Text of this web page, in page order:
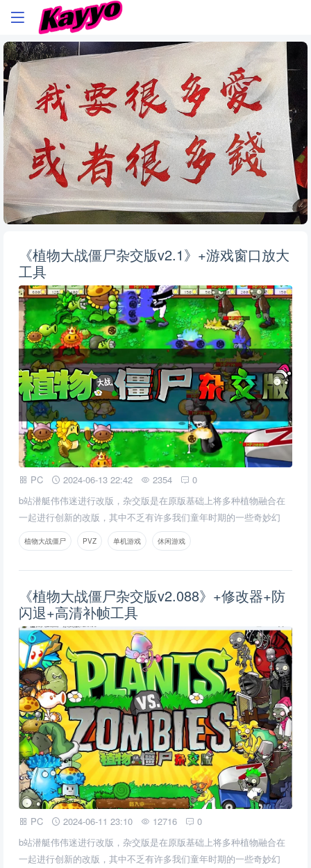
《植物大战僵尸杂交版v2.1》+游戏窗口放大
工具
PC 2024-06-13 22:42 2354
0
b站潜艇伟伟迷进行改版，杂交版是在原版基础上将多种植物融合在
一起进行创新的改版，其中不乏有许多我们童年时期的一些奇妙幻
想。
植物大战僵尸 PVZ 单机游戏 休闲游戏
《植物大战僵尸杂交版v2.088》+修改器+防
闪退+高清补帧工具
PC 2024-06-11 23:10 12716
0
b站潜艇伟伟迷进行改版，杂交版是在原版基础上将多种植物融合在
一起进行创新的改版，其中不乏有许多我们童年时期的一些奇妙幻